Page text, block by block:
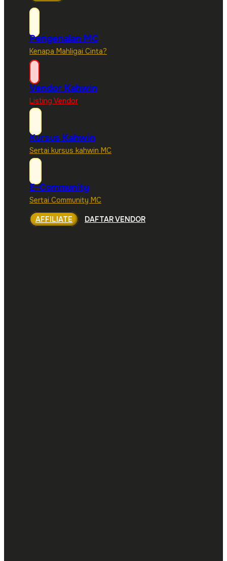
Pengenalan MC
Kenapa Mahligai Cinta?
Vendor Kahwin
Listing Vendor
Kursus Kahwin
Sertai kursus kahwin MC
E-Community
Sertai Community MC
AFFILIATE DAFTAR VENDOR